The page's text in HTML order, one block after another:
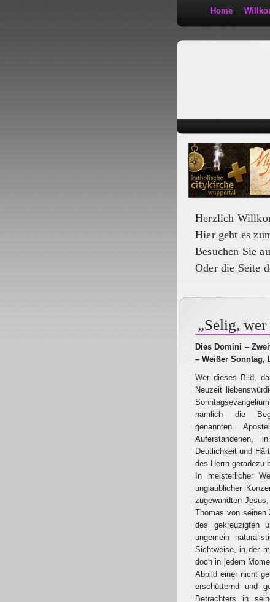
Home
Herzlich
Hier geht es
Besuchen Sie
Oder die Seite
„Selig,
Dies Domini –
– Weißer Sonntag,
Wer dieses Bild,
Neuzeit
nämlich die
genannten
Auferstandenen,
Deutlichkeit und
des Herrn geradezu
In meisterlicher
unglaublicher
zugewandten
Thomas von seinen
des gekreuzigten
ungemein
Sichtweise, in der
doch in jedem
Abbild einer nicht
erschütternd und
Betrachters in